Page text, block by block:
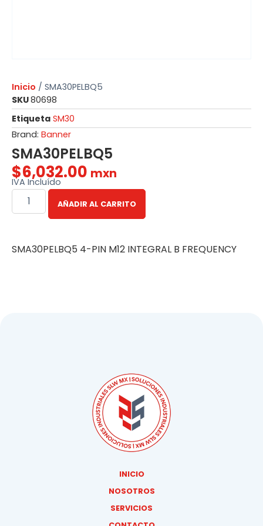
Inicio / SMA30PELBQ5
SKU80698
Etiqueta SM30
Brand: Banner
SMA30PELBQ5
$6,032.00 mxn
IVA Incluído
AÑADIR AL CARRITO
SMA30PELBQ5 4-PIN M12 INTEGRAL B FREQUENCY
INICIO
NOSOTROS
SERVICIOS